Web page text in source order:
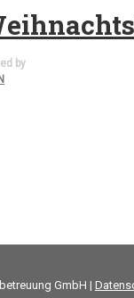
by
GmbH |